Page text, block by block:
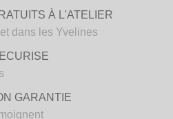
À L'ATELIER
dans les Yvelines
GARANTIE